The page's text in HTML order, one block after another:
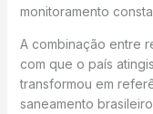
monitoramento
A combinação entre
com que o país
transformou em
saneamento